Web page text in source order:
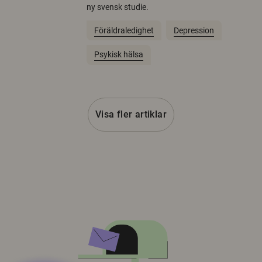
ny svensk studie.
Föräldraledighet Depression
Psykisk hälsa
Visa fler artiklar